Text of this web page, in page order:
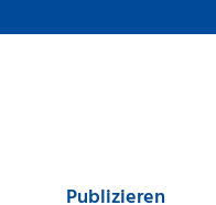
Publizieren